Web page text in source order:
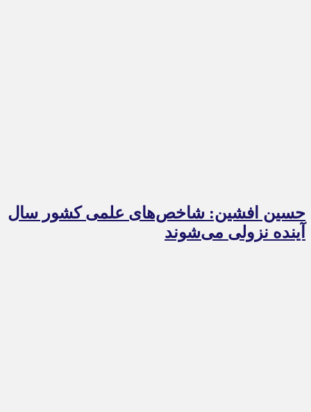
حسین افشین: شاخص‌های علمی کشور سال
آینده نزولی می‌شوند